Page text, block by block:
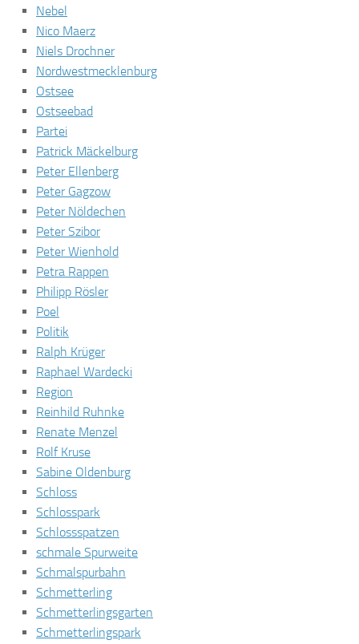
Nebel
Nico Maerz
Niels Drochner
Nordwestmecklenburg
Ostsee
Ostseebad
Partei
Patrick Mäckelburg
Peter Ellenberg
Peter Gagzow
Peter Nöldechen
Peter Szibor
Peter Wienhold
Petra Rappen
Philipp Rösler
Poel
Politik
Ralph Krüger
Raphael Wardecki
Region
Reinhild Ruhnke
Renate Menzel
Rolf Kruse
Sabine Oldenburg
Schloss
Schlosspark
Schlossspatzen
schmale Spurweite
Schmalspurbahn
Schmetterling
Schmetterlingsgarten
Schmetterlingspark